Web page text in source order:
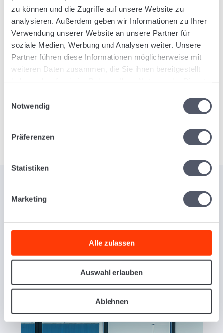
zu können und die Zugriffe auf unsere Website zu
analysieren. Außerdem geben wir Informationen zu Ihrer
Verwendung unserer Website an unsere Partner für
soziale Medien, Werbung und Analysen weiter. Unsere
Partner führen diese Informationen möglicherweise mit
weiteren Daten zusammen, die Sie ihnen bereitgestellt
Notwendig
Präferenzen
Statistiken
Marketing
Alle zulassen
Auswahl erlauben
Ablehnen
sprawia, że Logistiqo jest opłacalne i dostępne dla
firm każdej wielkości.
Chcesz zdigitalizować fakturowanie i oszczędzać
czas oraz zasoby? Skorzystaj z funkcjie-
fakturowaniaw Logistiqo i poznaj zupełnie nowy
sposób rozliczeń.Skontaktuj się z nami– chętnie
doradzimy, jak nasze inteligentne oprogramowanie
Przedstawiamy nasze
oprogramowanie SaaS do
zarządzania transportem.